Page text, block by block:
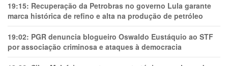
19:15: Recuperação da Petrobras no governo Lula garante
marca histórica de refino e alta na produção de petróleo
19:02: PGR denuncia blogueiro Oswaldo Eustáquio ao STF
por associação criminosa e ataques à democracia